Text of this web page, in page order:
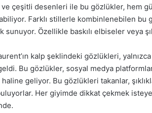
ve çeşitli desenleri ile bu gözlükler, hem
Farklı stillerle kombinlenebilen bu
sunuyor. Özellikle baskılı elbiseler veya
kalp şeklindeki gözlükleri,
Bu gözlükler, sosyal medya
geliyor. Bu gözlükleri takanlar,
Her giyimde dikkat çekmek